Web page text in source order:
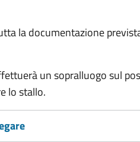
la documentazione
un sopralluogo sul
lo stallo.